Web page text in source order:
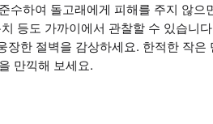
수하여 돌고래에게 피해를 주지 않
등도 가까이에서 관찰할 수 있습니
장한 절벽을 감상하세요. 한적한 작
만끽해 보세요.